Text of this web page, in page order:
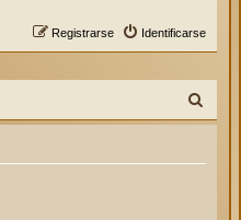
Identificarse
Registrarse
u